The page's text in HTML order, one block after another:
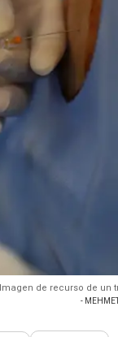
de recurso de un
-